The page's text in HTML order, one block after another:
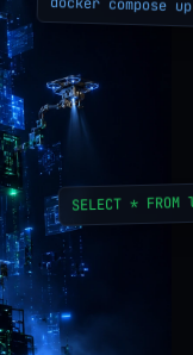
docker compose
SELECT *